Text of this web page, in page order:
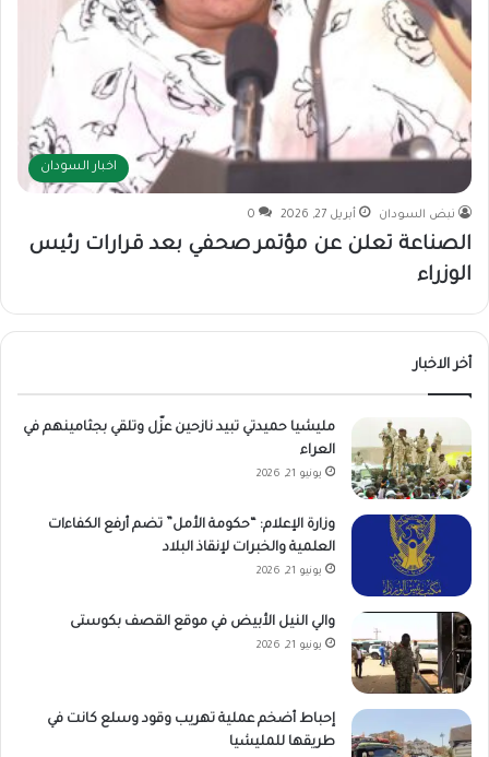
اخبار السودان
نبض السودان أبريل 27, 2026 0
الصناعة تعلن عن مؤتمر صحفي بعد قرارات رئيس
الوزراء
أخر الاخبار
مليشيا حميدتي تبيد نازحين عزّل وتلقي بجثامينهم في
العراء
يونيو 21, 2026
وزارة الإعلام: “حكومة الأمل” تضم أرفع الكفاءات
العلمية والخبرات لإنقاذ البلاد
يونيو 21, 2026
والي النيل الأبيض في موقع القصف بكوستى
يونيو 21, 2026
إحباط أضخم عملية تهريب وقود وسلع كانت في
طريقها للمليشيا